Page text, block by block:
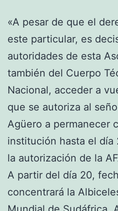
«A pesar de que el
este particular, es
autoridades de esta
también del Cuerpo
Nacional, acceder a
que se autoriza al
Agüero a permanecer
institución hasta el día
la autorización de la
A partir del día 20,
concentrará la